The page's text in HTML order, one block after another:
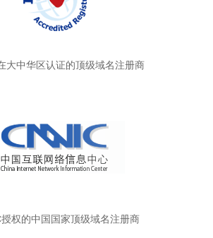
大中华区认证的顶级域名注册商
权的中国国家顶级域名注册商